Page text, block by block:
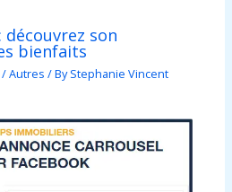
découvrez son
bienfaits
/Autres / ByStephanie Vincent